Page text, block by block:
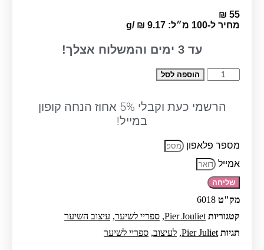
₪ 55
מחיר ל-100 מ״ל:
₪ 9.17
/
g
עד 3 ימים והמשלוח אצלך!
כמות
של
מ״ל
פייר
גולייט
הוספה לסל
הרשמי כעת וקבלי 5% אחוז הנחה קופון
במייל!
מספר פלאפון
אמייל
שליחה
מק"ט 6018
קטגוריות Pier Jouliet
, ספריי לשיער, עיצוב השיער
תגיות Pier Juliet
, לעיצוב, ספריי לשיער